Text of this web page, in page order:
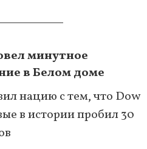
минутное
в Белом доме
нацию с тем, что Dow
в истории пробил 30